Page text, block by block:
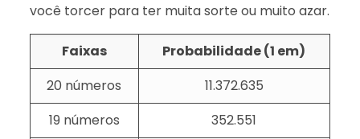
você torcer para ter muita sorte ou muito azar.
Faixas
Probabilidade (1 em)
20 números
11.372.635
19 números
352.551